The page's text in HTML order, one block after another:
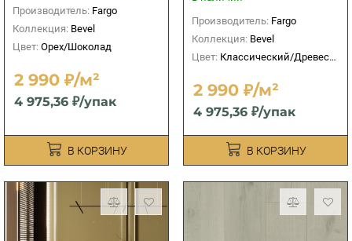
Производитель: Fargo
Коллекция: Bevel
Цвет: Орех/Шоколад
2 990 ₽/м²
4 975,36 ₽/упак
В КОРЗИНУ
Производитель: Fargo
Коллекция: Bevel
Цвет: Классический/Древесный
2 990 ₽/м²
4 975,36 ₽/упак
В КОРЗИНУ